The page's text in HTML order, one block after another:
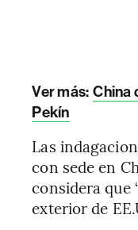
Ver más: China
Pekín
Las
con sede en
considera que
exterior de